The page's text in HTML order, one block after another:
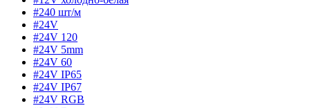
#240 шт/м
#24V
#24V 120
#24V 5mm
#24V 60
#24V IP65
#24V IP67
#24V RGB